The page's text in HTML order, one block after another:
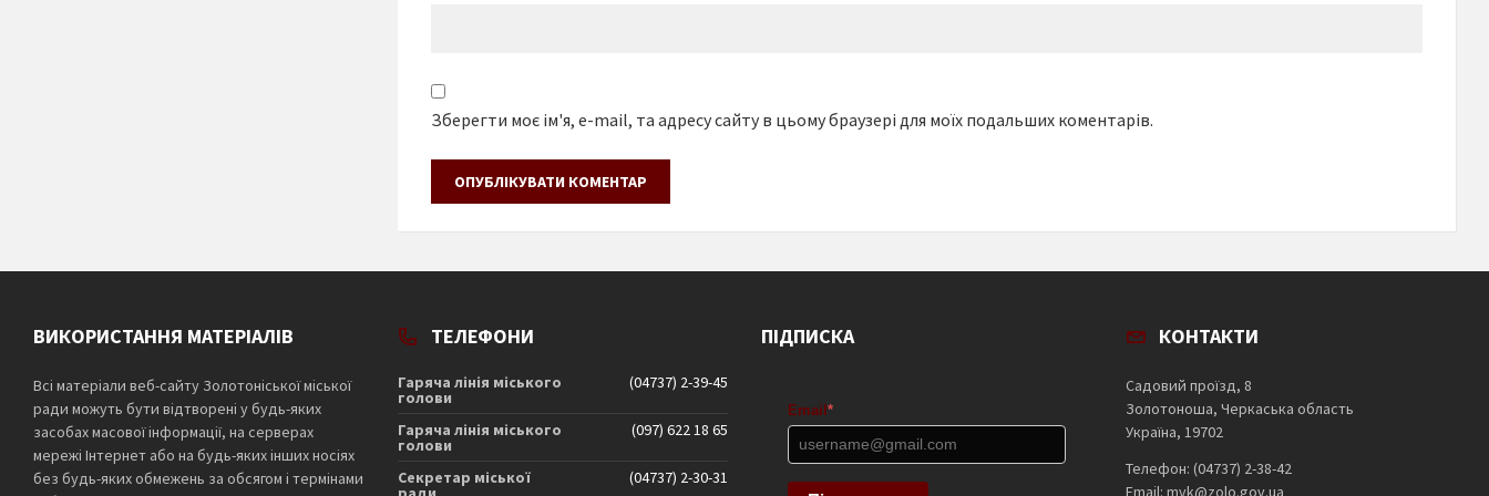
Зберегти моє ім'я, e-mail, та адресу сайту в цьому браузері для моїх подальших коментарів.
ВИКОРИСТАННЯ МАТЕРІАЛІВ
Всі матеріали веб-сайту Золотоніської міської
ради можуть бути відтворені у будь-яких
засобах масової інформації, на серверах
мережі Інтернет або на будь-яких інших носіях
без будь-яких обмежень за обсягом і термінами
ТЕЛЕФОНИ
Гаряча лінія міського
голови
(04737) 2-39-45
Гаряча лінія міського
голови
(097) 622 18 65
Секретар міської (04737) 2-30-31
ПІДПИСКА
Email *
КОНТАКТИ
Садовий проїзд, 8
Золотоноша, Черкаська область
Україна, 19702
Телефон: (04737) 2-38-42
Email: mvk@zolo.gov.ua